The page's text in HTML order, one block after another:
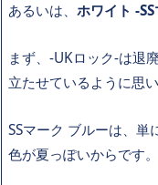
あるいは、 ホワイト -
まず、-UKロック-は退
立たせているように思い
SSマーク ブルーは、
色が夏っぽいからです。